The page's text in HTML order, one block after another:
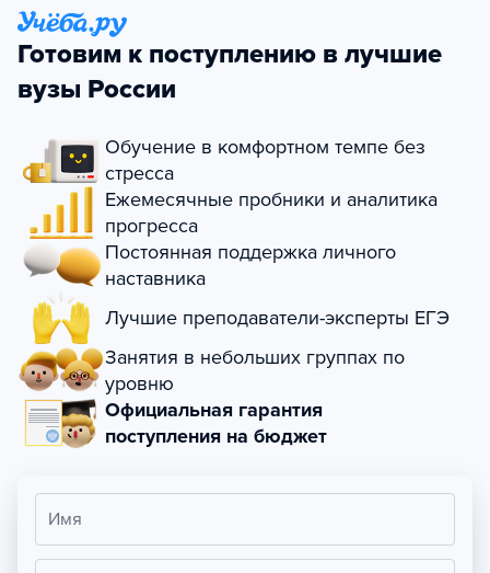
Готовим к поступлению в лучшие
вузы России
Обучение в комфортном темпе без
стресса
Ежемесячные пробники и аналитика
прогресса
Постоянная поддержка личного
наставника
Лучшие преподаватели-эксперты ЕГЭ
Занятия в небольших группах по
уровню
Официальная гарантия
поступления на бюджет
Имя